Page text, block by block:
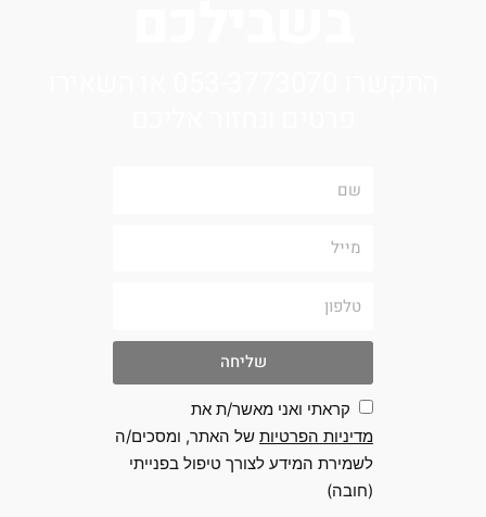
שליחה
קראתי ואני מאשר/ת את
מדיניות הפרטיותשל האתר, ומסכים/ה
לשמירת המידע לצורך טיפול בפנייתי
(חובה)